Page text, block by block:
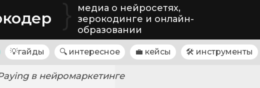
}
медиа о нейросетях,
зерокодинге и онлайн-
образовании
💡гайды 🔍 интересное 💼 кейсы 🛠 инструменты
в нейромаркетинге